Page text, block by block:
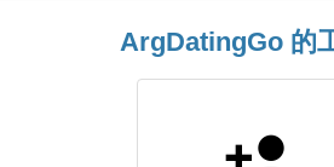
ArgDatingGo 的